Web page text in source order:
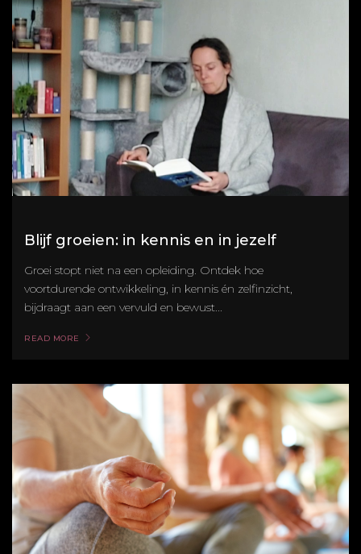
Blijf groeien: in kennis en in jezelf
Groei stopt niet na een opleiding. Ontdek hoe
voortdurende ontwikkeling, in kennis én zelfinzicht,
bijdraagt aan een vervuld en bewust...
READ MORE